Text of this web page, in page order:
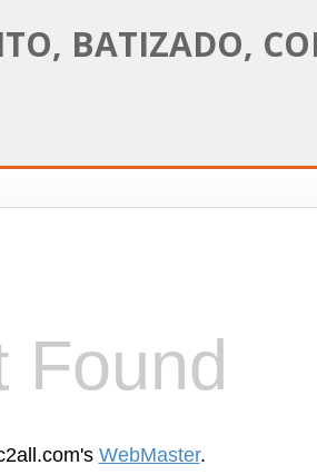
BATIZADO,